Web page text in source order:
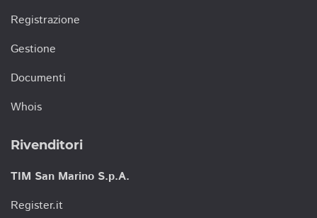
Registrazione
Gestione
Documenti
Whois
Rivenditori
TIM San Marino S.p.A.
Register.it